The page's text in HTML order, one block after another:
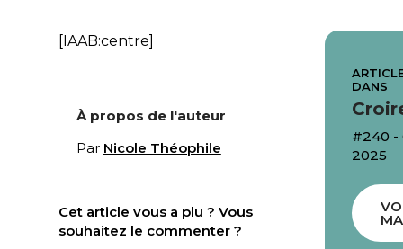
[IAAB:centre]
À propos de l'auteur
Par Nicole Théophile
Cet article vous a plu ? Vous
souhaitez le commenter ?
DANS
#240 -
2025